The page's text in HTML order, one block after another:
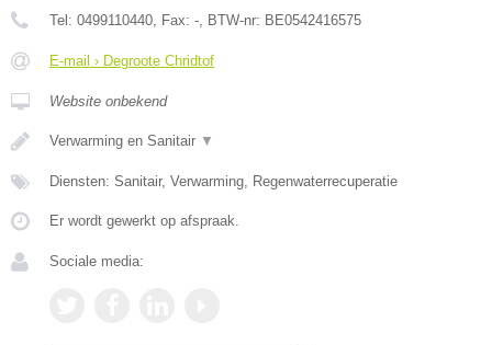
Tel: 0499110440, Fax: -, BTW-nr: BE0542416575
E-mail › Degroote Chridtof
Website onbekend
Verwarming en Sanitair ▼
Diensten: Sanitair, Verwarming, Regenwaterrecuperatie
Er wordt gewerkt op afspraak.
Sociale media: